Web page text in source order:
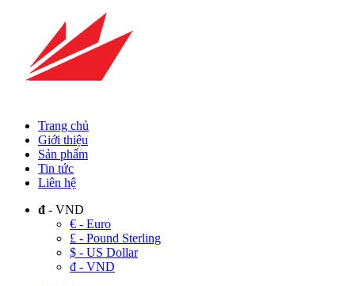
Trang chủ
Giới thiệu
Sản phẩm
Tin tức
Liên hệ
đ - VND
€ - Euro
£ - Pound Sterling
$ - US Dollar
đ - VND